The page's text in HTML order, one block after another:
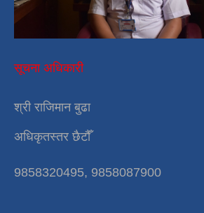
सूचना अधिकारी
श्री राजिमान बुढा
अधिकृतस्तर छैटौँ
9858320495, 9858087900